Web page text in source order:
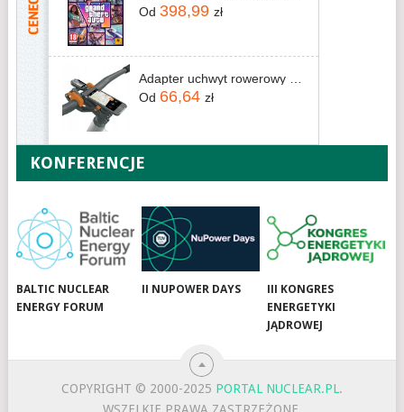
Od 398,99 zł
Od 66,64 zł
KONFERENCJE
BALTIC NUCLEAR
ENERGY FORUM
II NUPOWER DAYS
III KONGRES
ENERGETYKI
JĄDROWEJ
COPYRIGHT © 2000-2025 PORTAL NUCLEAR.PL.